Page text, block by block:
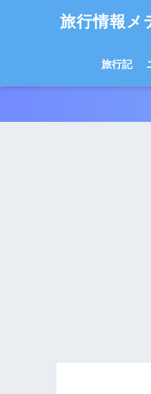
旅行情報メ
旅行記